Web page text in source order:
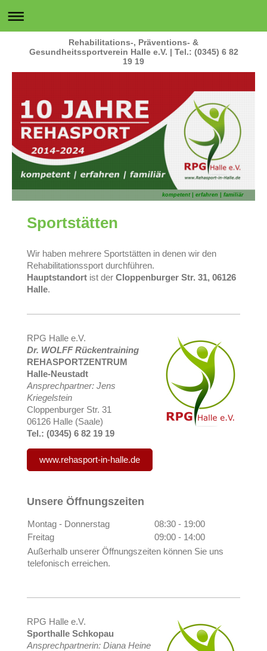
Rehabilitations-, Präventions- &
Gesundheitssportverein Halle e.V. | Tel.: (0345) 6 82
19 19
kompetent | erfahren | familiär
Sportstätten
Wir haben mehrere Sportstätten in denen wir den
Rehabilitationssport durchführen.
Hauptstandort ist der Cloppenburger Str. 31, 06126
Halle.
RPG Halle e.V.
Dr. WOLFF Rückentraining
REHASPORTZENTRUM
Halle-Neustadt
Ansprechpartner: Jens
Kriegelstein
Cloppenburger Str. 31
06126 Halle (Saale)
Tel.: (0345) 6 82 19 19
www.rehasport-in-halle.de
Unsere Öffnungszeiten
Montag - Donnerstag 08:30 - 19:00
Freitag
09:00 - 14:00
Außerhalb unserer Öffnungszeiten können Sie uns
telefonisch erreichen.
RPG Halle e.V.
Sporthalle Schkopau
Ansprechpartnerin: Diana Heine